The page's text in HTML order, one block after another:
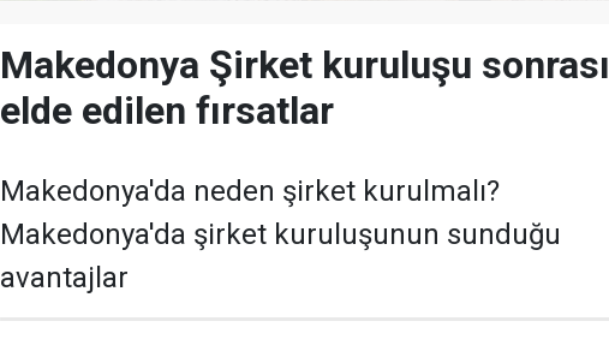
Makedonya Şirket kuruluşu sonrası
elde edilen fırsatlar
Makedonya'da neden şirket kurulmalı?
Makedonya'da şirket kuruluşunun sunduğu
avantajlar